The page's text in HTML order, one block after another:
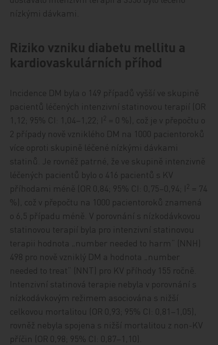
nízkými dávkami.
Riziko vzniku diabetu mellitu a
kardiovaskulárních příhod
Incidence DM byla o 149 případů vyšší ve skupině
pacientů léčených intenzivní statinovou terapií (OR
1,12; 95% CI: 1,04–1,22; I 2 = 0 %), což je v přepočtu o
2 případy nově vzniklého DM na 1000 pacientoroků
více oproti skupině léčené nízkými dávkami
statinů. Je rovněž patrné, že ve skupině intenzivně
léčených pacientů bylo o 416 pacientů s KV
příhodami méně (OR 0,84; 95% CI: 0,75–0,94; I 2 = 74
%), což v přepočtu na 1000 pacientoroků znamená
o 6,5 případu méně. V porovnání s nízkodávkovou
statinovou terapií byla pro intenzivní statinovou
terapii hodnota „number needed to harm“ (NNH)
498 pro nově vzniklý DM a hodnota „number
needed to treat“ (NNT) pro KV příhody 155 ročně.
Intenzivní statinová terapie nebyla v porovnání s
nízkodávkovým režimem asociována s nižší
celkovou mortalitou (OR 0,93; 95% CI: 0,81–1,05),
rovněž nebyla spojena s nižší mortalitou z non-KV
příčin (OR 0,98; 95% CI: 0,87–1,10).